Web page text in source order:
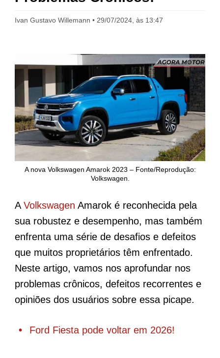
Ivan Gustavo Willemann 29/07/2024, às 13:47
A nova Volkswagen Amarok 2023 – Fonte/Reprodução:
Volkswagen.
A Volkswagen Amarok é reconhecida pela
sua robustez e desempenho, mas também
enfrenta uma série de desafios e defeitos
que muitos proprietários têm enfrentado.
Neste artigo, vamos nos aprofundar nos
problemas crônicos, defeitos recorrentes e
opiniões dos usuários sobre essa picape.
Ford Fiesta pode voltar em 2026!